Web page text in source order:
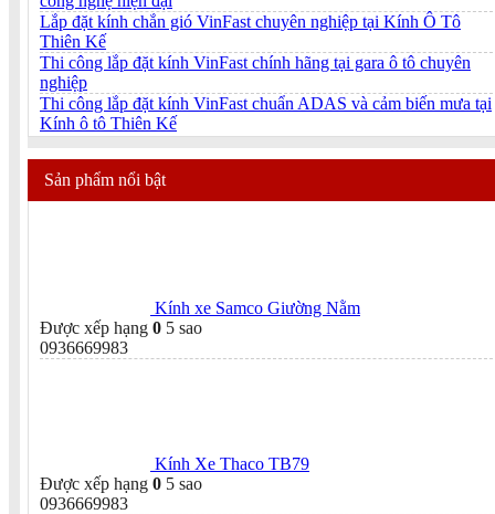
Lắp đặt kính chắn gió VinFast chuyên nghiệp tại Kính Ô Tô
Thiên Kế
Thi công lắp đặt kính VinFast chính hãng tại gara ô tô chuyên
nghiệp
Thi công lắp đặt kính VinFast chuẩn ADAS và cảm biến mưa tại
Kính ô tô Thiên Kế
Sản phẩm nổi bật
Kính xe Samco Giường Nằm
Được xếp hạng 0 5 sao
0936669983
Kính Xe Thaco TB79
Được xếp hạng 0 5 sao
0936669983